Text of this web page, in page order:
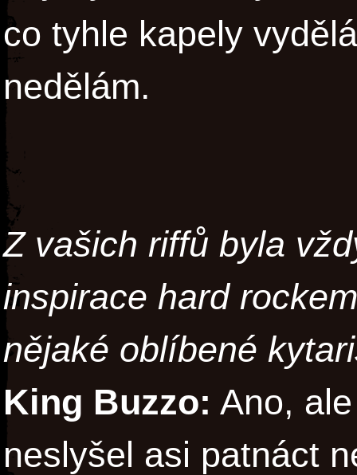
co tyhle kapely
nedělám.
Z vašich riffů byla
inspirace hard
nějaké oblíbené
King Buzzo: Ano,
neslyšel asi patnáct